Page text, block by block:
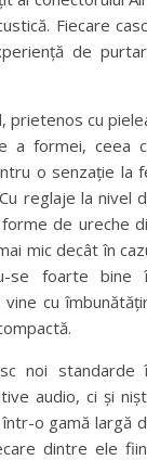
Fiecare
de
prietenos cu
a formei, ceea
o senzație la
reglaje la nivel
de ureche
mic decât în
se foarte bine
cu
noi standarde
audio, ci și
o gamă largă
dintre ele